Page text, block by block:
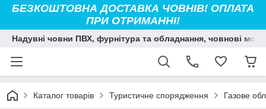
БЕЗКОШТОВНА ДОСТАВКА ЧОВНІВ! ОПЛАТА
ПРИ ОТРИМАННІ!
Надувні човни ПВХ, фурнітура та обладнання, човнові
Каталог товарів Туристичне спорядження Газове